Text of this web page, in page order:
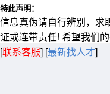
特此声明：
信息真伪请自行辨别，求
证或连带责任! 希望我们
[联系客服] [最新找人才]